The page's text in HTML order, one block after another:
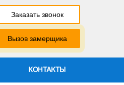
Заказать звонок
Вызов замерщика
КОНТАКТЫ